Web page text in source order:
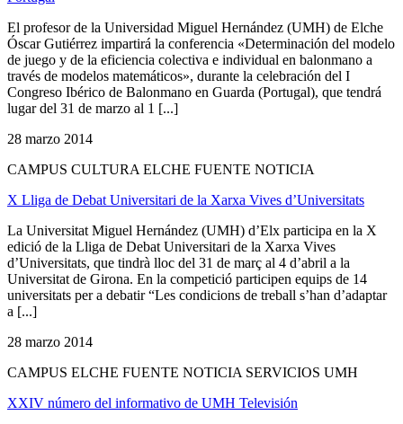
El profesor de la Universidad Miguel Hernández (UMH) de Elche
Óscar Gutiérrez impartirá la conferencia «Determinación del modelo
de juego y de la eficiencia colectiva e individual en balonmano a
través de modelos matemáticos», durante la celebración del I
Congreso Ibérico de Balonmano en Guarda (Portugal), que tendrá
lugar del 31 de marzo al 1 [...]
28 marzo 2014
CAMPUS CULTURA ELCHE FUENTE NOTICIA
X Lliga de Debat Universitari de la Xarxa Vives d’Universitats
La Universitat Miguel Hernández (UMH) d’Elx participa en la X
edició de la Lliga de Debat Universitari de la Xarxa Vives
d’Universitats, que tindrà lloc del 31 de març al 4 d’abril a la
Universitat de Girona. En la competició participen equips de 14
universitats per a debatir “Les condicions de treball s’han d’adaptar
a [...]
28 marzo 2014
CAMPUS ELCHE FUENTE NOTICIA SERVICIOS UMH
XXIV número del informativo de UMH Televisión